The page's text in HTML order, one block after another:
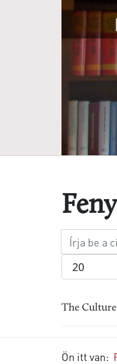
Írja
be
Tételek #
The Culture
Ön itt van: